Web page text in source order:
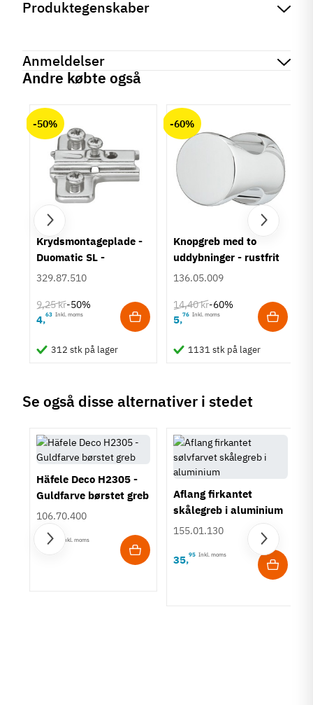
Produktegenskaber
På lager0 Varer
Produktinformation
Materiale
Aluminium
Overflade
Hulafstand
128 mm
Farve
Hvid
Montering
Påskruning
Type
Kantgreb
Moderne
Anmeldelser
Andre købte også
-50%
Krydsmontageplade -
Duomatic SL -
Euroskruer
329.87.510
9,25 kr-50%
4,63 Inkl. moms
312 stk på lager
-60%
Knopgreb med to
uddybninger - rustfrit
stål
136.05.009
14,40 kr-60%
5,76 Inkl. moms
1131 stk på lager
Se også disse alternativer i stedet
Häfele Deco H2305 -
Guldfarve børstet greb
106.70.400
78,45 Inkl. moms
Aflang firkantet
skålegreb i aluminium
155.01.130
35,95 Inkl. moms